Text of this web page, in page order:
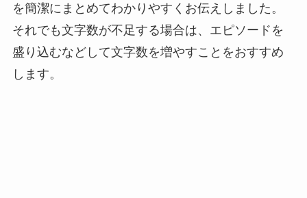
を簡潔にまとめてわかりやすくお伝えしました。
それでも文字数が不足する場合は、エピソードを
盛り込むなどして文字数を増やすことをおすすめ
します。